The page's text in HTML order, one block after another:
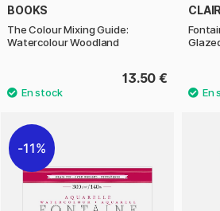
BOOKS
The Colour Mixing Guide:
Watercolour Woodland
13.50 €
11%